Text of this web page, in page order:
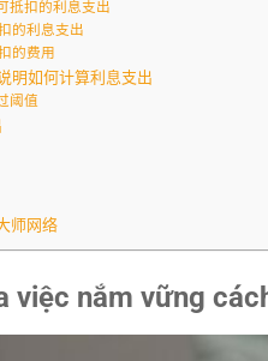
抵扣的利息支出
的利息支出
的费用
明如何计算利息支出
阈值
师网络
việc nắm vững